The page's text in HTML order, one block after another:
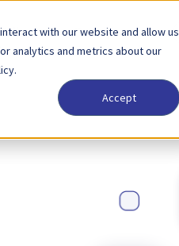
with our website and allow us
analytics and metrics about our
Accept
Prijzen Bedrijf